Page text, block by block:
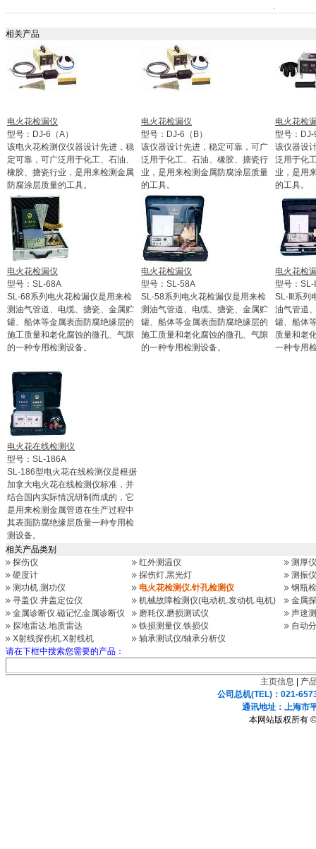
相关产品
电火花检漏仪
型号：DJ-6（A）
该电火花检测仪仪器设计先进，稳
定可靠，可广泛用于化工、石油、
橡胶、搪瓷行业，是用来检测金属
防腐涂层质量的工具。
电火花检漏仪
型号：DJ-6（B）
该仪器设计先进，稳定可靠，可广
泛用于化工、石油、橡胶、搪瓷行
业，是用来检测金属防腐涂层质量
的工具。
电火花检
型号：DJ-
该仪器设
泛用于化
业，是用
的工具。
电火花检漏仪
型号：SL-68A
SL-68系列电火花检漏仪是用来检
测油气管道、电缆、搪瓷、金属贮
罐、船体等金属表面防腐绝缘层的
施工质量和老化腐蚀的微孔、气隙
的一种专用检测设备。
电火花检漏仪
型号：SL-58A
SL-58系列电火花检漏仪是用来检
测油气管道、电缆、搪瓷、金属贮
罐、船体等金属表面防腐绝缘层的
施工质量和老化腐蚀的微孔、气隙
的一种专用检测设备。
电火花检
型号：
SL-Ⅲ系列
油气管道
罐、船体
质量和老
一种专用
电火花在线检测仪
型号：SL-186A
SL-186型电火花在线检测仪是根据
加拿大电火花在线检测仪标准，并
结合国内实际情况研制而成的，它
是用来检测金属管道在生产过程中
其表面防腐绝缘层质量一种专用检
测设备。
相关产品类别
探伤仪
红外测温仪
测厚仪
硬度计
探伤灯.黑光灯
测振
测功机.测功仪
电火花检测仪.针孔检测仪
钢瓶
寻盖仪.井盖定位仪
机械故障检测仪(电动机.发动机.电机)
金属
金属诊断仪.磁记忆金属诊断仪
磨耗仪.磨损测试仪
声速
探地雷达.地质雷达
铁损测量仪.铁损仪
自动
X射线探伤机.X射线机
轴承测试仪/轴承分析仪
请在下框中搜索您需要的产品：
主页信息
产
公司总机(TEL)：021-
通讯地址：上海
本网站版权所有